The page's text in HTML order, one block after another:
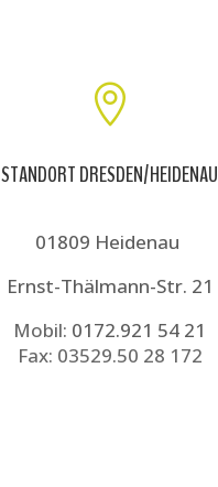

STANDORT DRESDEN/HEIDENAU
01809 Heidenau
Ernst-Thälmann-Str. 21
Mobil: 0172.921 54 21
Fax: 03529.50 28 172